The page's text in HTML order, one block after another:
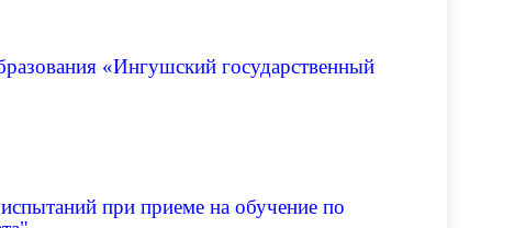
«Ингушский государственный
при приеме на обучение по